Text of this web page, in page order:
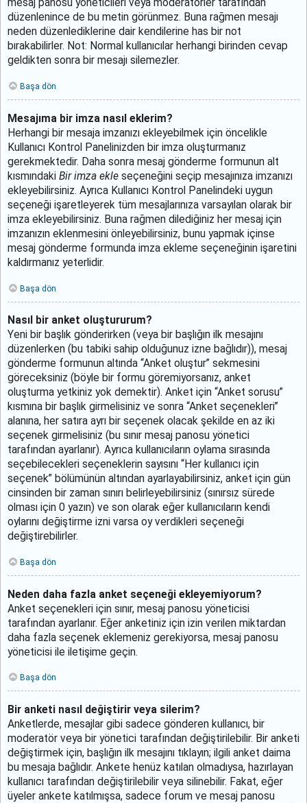
mesaj panosu yöneticileri veya moderatörler tarafından
düzenlenince de bu metin görünmez. Buna rağmen mesajı
neden düzenlediklerine dair kendilerine has bir not
bırakabilirler. Not: Normal kullanıcılar herhangi birinden cevap
geldikten sonra bir mesajı silemezler.
Başa dön
Mesajıma bir imza nasıl eklerim?
Herhangi bir mesaja imzanızı ekleyebilmek için öncelikle
Kullanıcı Kontrol Panelinizden bir imza oluşturmanız
gerekmektedir. Daha sonra mesaj gönderme formunun alt
kısmındaki Bir imza ekle seçeneğini seçip mesajınıza imzanızı
ekleyebilirsiniz. Ayrıca Kullanıcı Kontrol Panelindeki uygun
seçeneği işaretleyerek tüm mesajlarınıza varsayılan olarak bir
imza ekleyebilirsiniz. Buna rağmen dilediğiniz her mesaj için
imzanızın eklenmesini önleyebilirsiniz, bunu yapmak içinse
mesaj gönderme formunda imza ekleme seçeneğinin işaretini
kaldırmanız yeterlidir.
Başa dön
Nasıl bir anket oluştururum?
Yeni bir başlık gönderirken (veya bir başlığın ilk mesajını
düzenlerken (bu tabiki sahip olduğunuz izne bağlıdır)), mesaj
gönderme formunun altında “Anket oluştur” sekmesini
göreceksiniz (böyle bir formu göremiyorsanız, anket
oluşturma yetkiniz yok demektir). Anket için “Anket sorusu”
kısmına bir başlık girmelisiniz ve sonra “Anket seçenekleri”
alanına, her satıra ayrı bir seçenek olacak şekilde en az iki
seçenek girmelisiniz (bu sınır mesaj panosu yönetici
tarafından ayarlanır). Ayrıca kullanıcıların oylama sırasında
seçebilecekleri seçeneklerin sayısını “Her kullanıcı için
seçenek” bölümünün altından ayarlayabilirsiniz, anket için gün
cinsinden bir zaman sınırı belirleyebilirsiniz (sınırsız sürede
olması için 0 yazın) ve son olarak eğer kullanıcıların kendi
oylarını değiştirme izni varsa oy verdikleri seçeneği
değiştirebilirler.
Başa dön
Neden daha fazla anket seçeneği ekleyemiyorum?
Anket seçenekleri için sınır, mesaj panosu yöneticisi
tarafından ayarlanır. Eğer anketiniz için izin verilen miktardan
daha fazla seçenek eklemeniz gerekiyorsa, mesaj panosu
yöneticisi ile iletişime geçin.
Başa dön
Bir anketi nasıl değiştirir veya silerim?
Anketlerde, mesajlar gibi sadece gönderen kullanıcı, bir
moderatör veya bir yönetici tarafından değiştirilebilir. Bir anketi
değiştirmek için, başlığın ilk mesajını tıklayın; ilgili anket daima
bu mesaja bağlıdır. Ankete henüz katılan olmadıysa, hazırlayan
kullanıcı tarafından değiştirilebilir veya silinebilir. Fakat, eğer
üyeler ankete katılmışsa, sadece forum ve mesaj panosu